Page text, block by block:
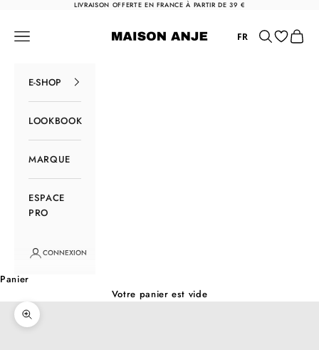
Passer au contenuLIVRAISON OFFERTE EN FRANCE À PARTIR DE 39 €
Maison Anje
Menu FR Rechercher
Panier
E-SHOP
LOOKBOOK
MARQUE
ESPACE
PRO
CONNEXION
Panier
Votre panier est vide
Zoomer sur l'image